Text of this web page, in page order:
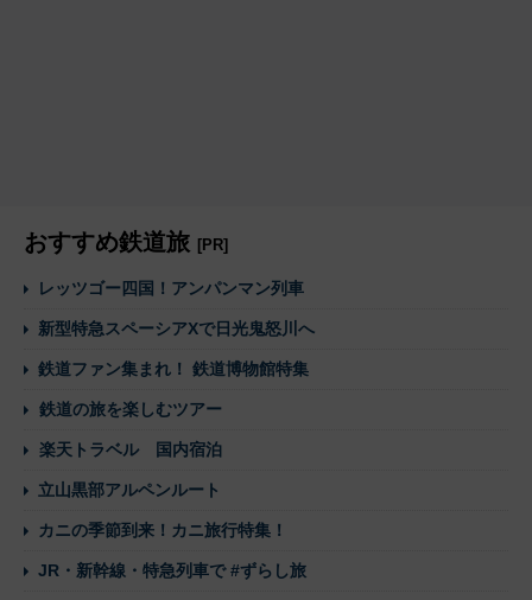
おすすめ鉄道旅 [PR]
レッツゴー四国！アンパンマン列車
新型特急スペーシアXで日光鬼怒川へ
鉄道ファン集まれ！ 鉄道博物館特集
鉄道の旅を楽しむツアー
楽天トラベル 国内宿泊
立山黒部アルペンルート
カニの季節到来！カニ旅行特集！
JR・新幹線・特急列車で #ずらし旅